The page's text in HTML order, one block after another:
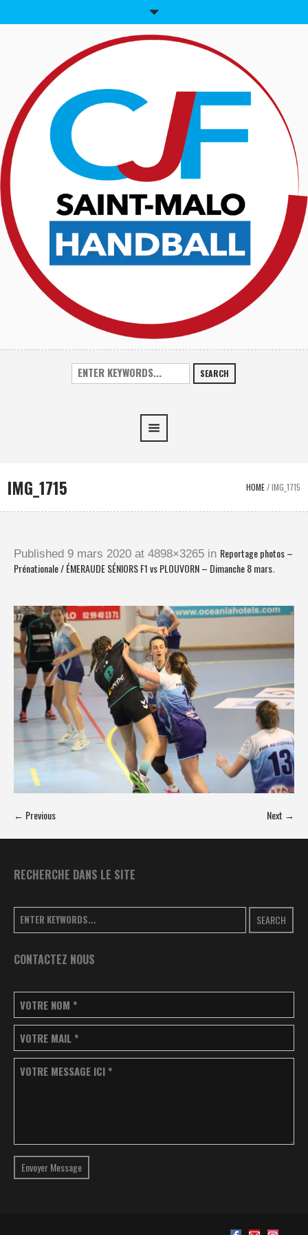
SEARCH
IMG_1715 HOME/IMG_1715
Published 9 mars 2020 at 4898×3265 in Reportage photos –
Prénationale / ÉMERAUDE SÉNIORS F1 vs PLOUVORN – Dimanche 8 mars.
← Previous Next →
RECHERCHE DANS LE SITE
SEARCH
CONTACTEZ NOUS
VOTRE NOM *
VOTRE MAIL *
VOTRE MESSAGE ICI *
Envoyer Message